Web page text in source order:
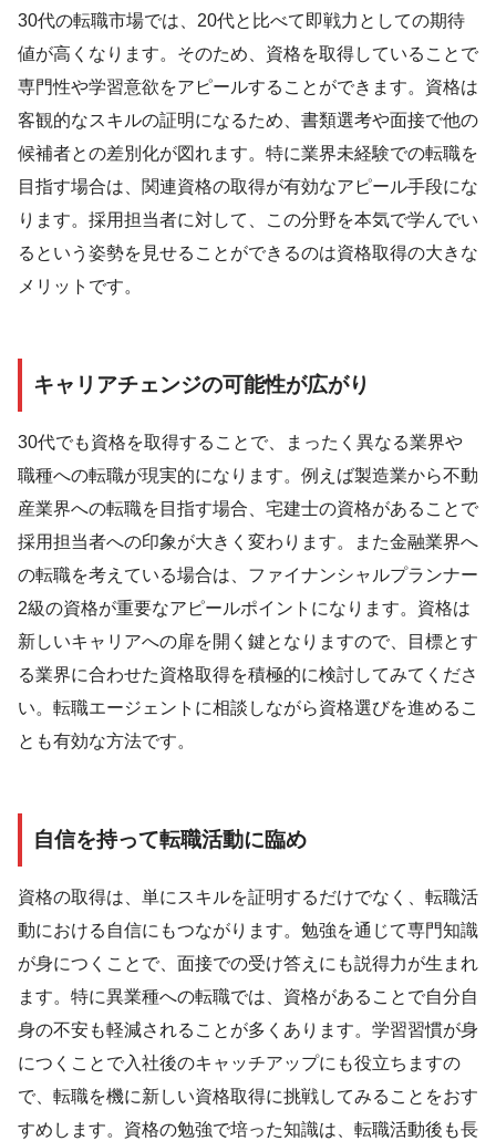
30代の転職市場では、20代と比べて即戦力としての期待
値が高くなります。そのため、資格を取得していることで
専門性や学習意欲をアピールすることができます。資格は
客観的なスキルの証明になるため、書類選考や面接で他の
候補者との差別化が図れます。特に業界未経験での転職を
目指す場合は、関連資格の取得が有効なアピール手段にな
ります。採用担当者に対して、この分野を本気で学んでい
るという姿勢を見せることができるのは資格取得の大きな
メリットです。
キャリアチェンジの可能性が広がり
30代でも資格を取得することで、まったく異なる業界や
職種への転職が現実的になります。例えば製造業から不動
産業界への転職を目指す場合、宅建士の資格があることで
採用担当者への印象が大きく変わります。また金融業界へ
の転職を考えている場合は、ファイナンシャルプランナー
2級の資格が重要なアピールポイントになります。資格は
新しいキャリアへの扉を開く鍵となりますので、目標とす
る業界に合わせた資格取得を積極的に検討してみてくださ
い。転職エージェントに相談しながら資格選びを進めるこ
とも有効な方法です。
自信を持って転職活動に臨め
資格の取得は、単にスキルを証明するだけでなく、転職活
動における自信にもつながります。勉強を通じて専門知識
が身につくことで、面接での受け答えにも説得力が生まれ
ます。特に異業種への転職では、資格があることで自分自
身の不安も軽減されることが多くあります。学習習慣が身
につくことで入社後のキャッチアップにも役立ちますの
で、転職を機に新しい資格取得に挑戦してみることをおす
すめします。資格の勉強で培った知識は、転職活動後も長